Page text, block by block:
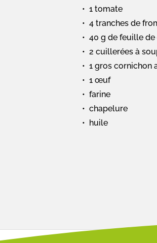
1 tomate
4 tranches de
40 g de feuille de
2 cuillerées à
1 gros cornichon
1 œuf
farine
chapelure
huile